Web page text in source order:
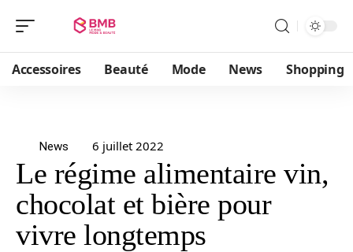
Accessoires Beauté Mode News Shopping
News 6 juillet 2022
Le régime alimentaire vin,
chocolat et bière pour
vivre longtemps